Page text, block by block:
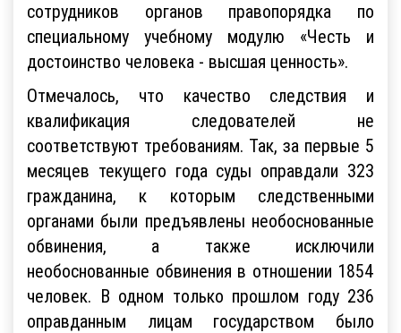
сотрудников органов правопорядка по
специальному учебному модулю «Честь и
достоинство человека - высшая ценность».
Отмечалось, что качество следствия и
квалификация следователей не
соответствуют требованиям. Так, за первые 5
месяцев текущего года суды оправдали 323
гражданина, к которым следственными
органами были предъявлены необоснованные
обвинения, а также исключили
необоснованные обвинения в отношении 1854
человек. В одном только прошлом году 236
оправданным лицам государством было